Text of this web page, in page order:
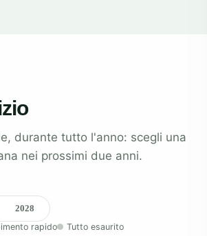
durante tutto l'anno: scegli una
nei prossimi due anni.
2028
rapido Tutto esaurito